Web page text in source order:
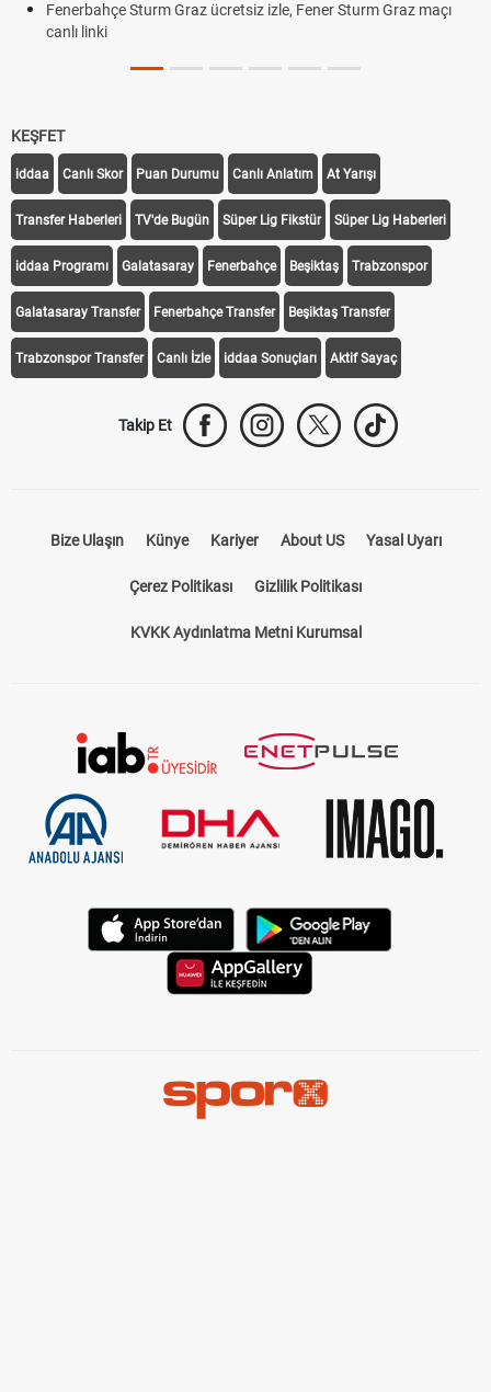
Fenerbahçe Sturm Graz ücretsiz izle, Fener Sturm Graz maçı
canlı linki
KEŞFET
iddaa Canlı Skor Puan Durumu Canlı Anlatım At Yarışı
Transfer Haberleri TV'de Bugün Süper Lig Fikstür Süper Lig Haberleri
iddaa Programı Galatasaray Fenerbahçe Beşiktaş Trabzonspor
Galatasaray Transfer Fenerbahçe Transfer Beşiktaş Transfer
Trabzonspor Transfer Canlı İzle iddaa Sonuçları Aktif Sayaç
Takip Et
Bize Ulaşın Künye Kariyer About US Yasal Uyarı
Çerez Politikası Gizlilik Politikası
KVKK Aydınlatma Metni Kurumsal